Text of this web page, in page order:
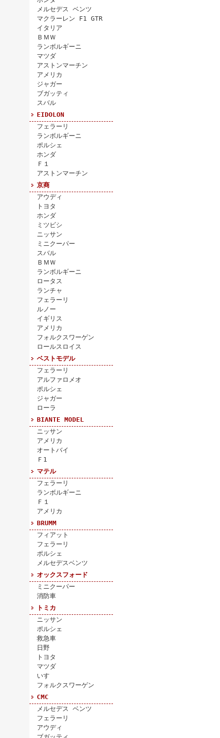
メルセデス ベンツ
マクラーレン F1 GTR
イタリア
ＢＭＷ
ランボルギーニ
マツダ
アストンマーチン
アメリカ
ジャガー
ブガッティ
スバル
EIDOLON
フェラーリ
ランボルギーニ
ポルシェ
ホンダ
Ｆ１
アストンマーチン
京商
アウディ
トヨタ
ホンダ
ミツビシ
ニッサン
ミニクーパー
スバル
ＢＭＷ
ランボルギーニ
ロータス
ランチャ
フェラーリ
ルノー
イギリス
アメリカ
フォルクスワーゲン
ロールスロイス
ベストモデル
フェラーリ
アルファロメオ
ポルシェ
ジャガー
ローラ
BIANTE MODEL
ニッサン
アメリカ
オートバイ
Ｆ1
マテル
フェラーリ
ランボルギーニ
Ｆ１
アメリカ
BRUMM
フィアット
フェラーリ
ポルシェ
メルセデスベンツ
オックスフォード
ミニクーパー
消防車
トミカ
ニッサン
ポルシェ
救急車
日野
トヨタ
マツダ
いすゞ
フォルクスワーゲン
CMC
メルセデス ベンツ
フェラーリ
アウディ